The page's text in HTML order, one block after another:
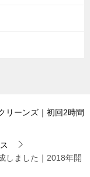
リーンズ｜初回2時間
しました｜2018年開